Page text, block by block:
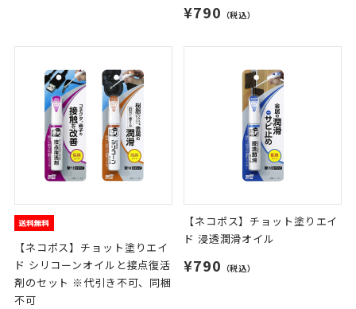
¥790 （税込）
【ネコポス】チョット塗りエイ
ド シリコーンオイルと接点復活
剤のセット ※代引き不可、同梱
不可
【ネコポス】チョット塗りエイ
ド 浸透潤滑オイル
¥790 （税込）